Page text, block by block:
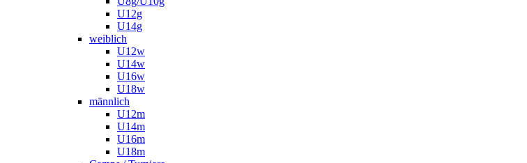
U12g
U14g
weiblich
U12w
U14w
U16w
U18w
männlich
U12m
U14m
U16m
U18m